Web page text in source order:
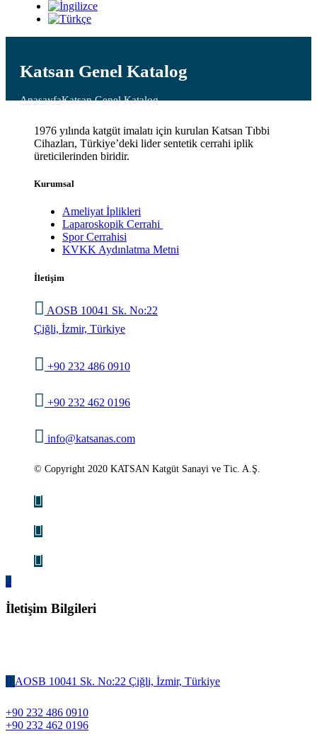
Katsan Genel Katalog
AnasayfaKatsan Genel Katalog
1976 yılında katgüt imalatı için kurulan Katsan Tıbbi
Cihazları, Türkiye’deki lider sentetik cerrahi iplik
üreticilerinden biridir.
Kurumsal
Ameliyat İplikleri
Laparoskopik Cerrahi
Spor Cerrahisi
KVKK Aydınlatma Metni
İletişim
AOSB 10041 Sk. No:22
Çiğli, İzmir, Türkiye
+90 232 486 0910
+90 232 462 0196
info@katsanas.com
© Copyright 2020 KATSAN Katgüt Sanayi ve Tic. A.Ş.
İletişim Bilgileri
AOSB 10041 Sk. No:22 Çiğli, İzmir, Türkiye
+90 232 486 0910
+90 232 462 0196